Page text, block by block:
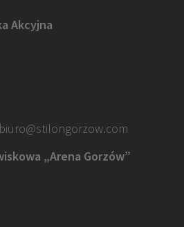
Akcyjna
„Arena Gorzów”